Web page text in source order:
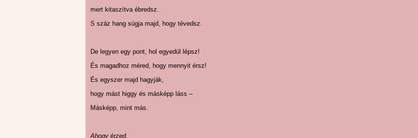
mert kitaszítva ébredsz.
S száz hang súgja majd, hogy tévedsz.
De legyen egy pont, hol egyedül lépsz!
És magadhoz méred, hogy mennyit érsz!
És egyszer majd hagyják,
hogy mást higgy és másképp láss –
Másképp, mint más.
Ahogy érzed.